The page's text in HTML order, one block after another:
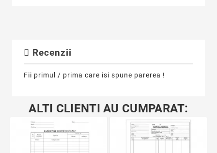
Recenzii
Fii primul / prima care isi spune parerea !
ALTI CLIENTI AU CUMPARAT: